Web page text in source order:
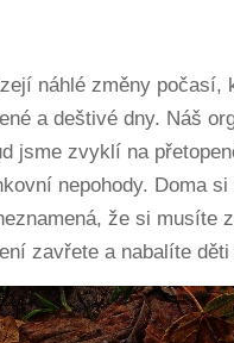
náhlé změny
a deštivé dny. Náš
jsme zvyklí na
nepohody. Doma
že si
zavřete a nabalíte